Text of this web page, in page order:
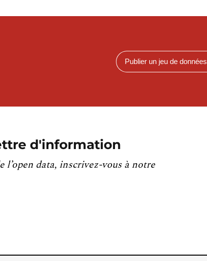
Publier un jeu de données
d'information
l’open data, inscrivez-vous à notre